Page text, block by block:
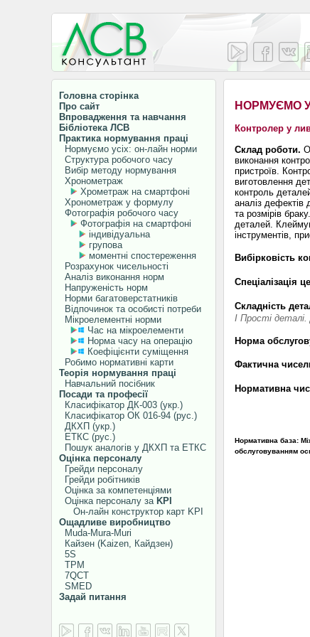
Головна сторінка
Про сайт
Впровадження та навчання
Бібліотека ЛСВ
Практика нормування праці
Нормуємо усіх: он-лайн норми
Структура робочого часу
Вибір методу нормування
Хронометраж
Хрометраж на смартфоні
Хронометраж у формулу
Фотографія робочого часу
Фотографія на смартфоні
індивідуальна
групова
моментні спостереження
Розрахунок чисельності
Аналіз виконання норм
Напруженість норм
Норми багатоверстатників
Відпочинок та особисті потреби
Мікроелементні норми
Час на мікроелементи
Норма часу на операцію
Коефіцієнти суміщення
Робимо нормативні карти
Теорія нормування праці
Навчальний посібник
Посади та професії
Класифікатор ДК-003 (укр.)
Класифікатор ОК 016-94 (рус.)
ДКХП (укр.)
ЕТКС (рус.)
Пошук аналогів у ДКХП та ЕТКС
Оцінка персоналу
Грейди персоналу
Грейди робітників
Оцінка за компетенціями
Оцінка персоналу за KPI
Он-лайн конструктор карт KPI
Ощадливе виробництво
Muda-Mura-Muri
Кайзен (Kaizen, Кайдзен)
5S
TPM
7QCT
SMED
Задай питання
НОРМУЄМО
Контролер у
Склад роботи.
виконання
пристроїв.
виготовлення
контроль
аналіз дефектів
та розмірів
деталей.
інструментів,
Вибірковість
Спеціалізація
Складність
I Прості деталі.
Норма
Фактична
Нормативна
Нормативна база:
обслуговуванням